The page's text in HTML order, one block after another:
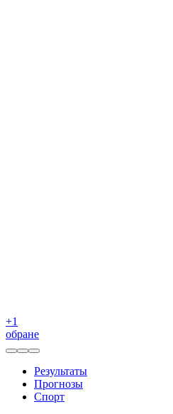
+1
обране
Результаты
Прогнозы
Спорт